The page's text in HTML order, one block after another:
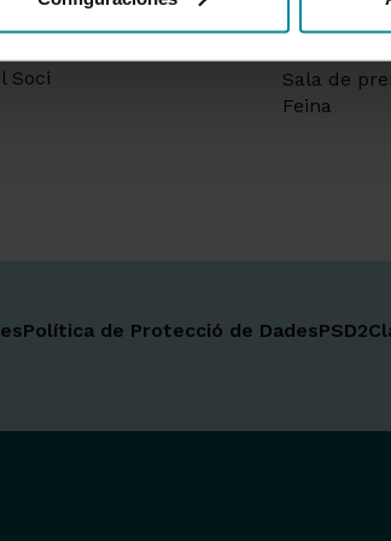
Soci
Sala de
Feina
Política de Protecció de DadesPSD2